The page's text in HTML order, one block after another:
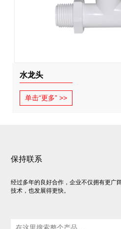
水龙头
单击“更多” >>
保持联系
经过多年的良好合作，企业不仅拥有更广
技术，也发展得更快。